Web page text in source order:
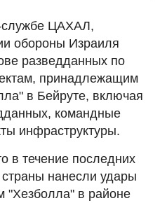
службе ЦАХАЛ,
обороны Израиля
разведданных по
принадлежащим
в Бейруте, включая
командные
инфраструктуры.
в течение последних
нанесли удары
"Хезболла" в районе